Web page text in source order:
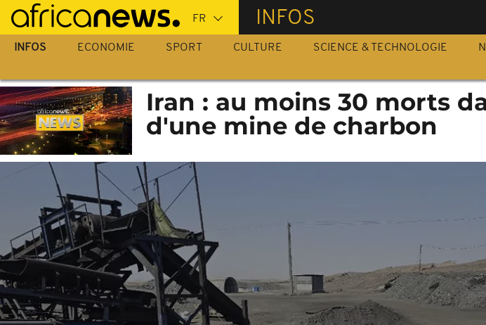
Passer
au
contenu
INFOS
INFOS ECONOMIE SPORT CULTURE SCIENCE & TECHNOLOGIE
Iran : au moins 30 morts
d'une mine de charbon